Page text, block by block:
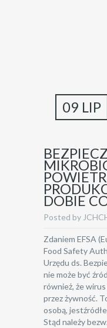
09 LIP
DOBIE
Posted by
Zdaniem EFSA
Food Safety
Urzędu ds.
nie może być
również, że
przez żywność.
osobą,
Stąd należy